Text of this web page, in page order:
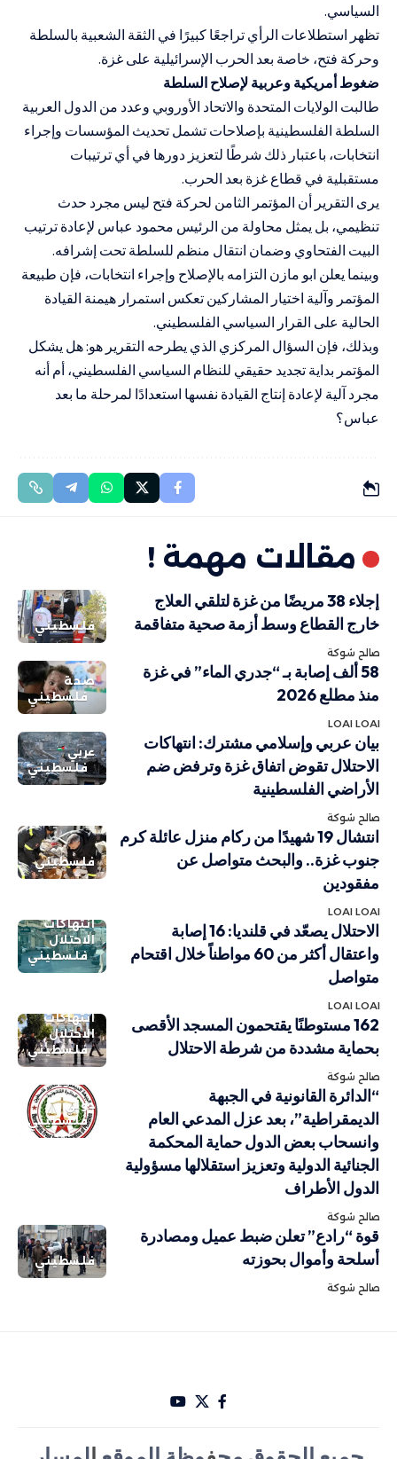
السياسي.
تظهر استطلاعات الرأي تراجعًا كبيرًا في الثقة الشعبية بالسلطة
وحركة فتح، خاصة بعد الحرب الإسرائيلية على غزة.
ضغوط أمريكية وعربية لإصلاح السلطة
طالبت الولايات المتحدة والاتحاد الأوروبي وعدد من الدول العربية
السلطة الفلسطينية بإصلاحات تشمل تحديث المؤسسات وإجراء
انتخابات، باعتبار ذلك شرطًا لتعزيز دورها في أي ترتيبات
مستقبلية في قطاع غزة بعد الحرب.
يرى التقرير أن المؤتمر الثامن لحركة فتح ليس مجرد حدث
تنظيمي، بل يمثل محاولة من الرئيس محمود عباس لإعادة ترتيب
البيت الفتحاوي وضمان انتقال منظم للسلطة تحت إشرافه.
وبينما يعلن ابو مازن التزامه بالإصلاح وإجراء انتخابات، فإن طبيعة
المؤتمر وآلية اختيار المشاركين تعكس استمرار هيمنة القيادة
الحالية على القرار السياسي الفلسطيني.
وبذلك، فإن السؤال المركزي الذي يطرحه التقرير هو: هل يشكل
المؤتمر بداية تجديد حقيقي للنظام السياسي الفلسطيني، أم أنه
مجرد آلية لإعادة إنتاج القيادة نفسها استعدادًا لمرحلة ما بعد
عباس؟
مقالات مهمة !
فلسطيني
إجلاء 38 مريضًا من غزة لتلقي العلاج
خارج القطاع وسط أزمة صحية متفاقمة
صالح شوكة
صحة
فلسطيني
58 ألف إصابة بـ “جدري الماء” في غزة
منذ مطلع 2026
LOAI LOAI
عربي
فلسطيني
بيان عربي وإسلامي مشترك: انتهاكات
الاحتلال تقوض اتفاق غزة وترفض ضم
الأراضي الفلسطينية
صالح شوكة
فلسطيني
انتشال 19 شهيدًا من ركام منزل عائلة كرم
جنوب غزة.. والبحث متواصل عن
مفقودين
LOAI LOAI
انتهاكات
الاحتلال
فلسطيني
الاحتلال يصعّد في قلنديا: 16 إصابة
واعتقال أكثر من 60 مواطناً خلال اقتحام
متواصل
LOAI LOAI
انتهاكات
الاحتلال
فلسطيني
162 مستوطنًا يقتحمون المسجد الأقصى
بحماية مشددة من شرطة الاحتلال
صالح شوكة
دولي
فلسطيني
“الدائرة القانونية في الجبهة
الديمقراطية”، بعد عزل المدعي العام
وانسحاب بعض الدول حماية المحكمة
الجنائية الدولية وتعزيز استقلالها مسؤولية
الدول الأطراف
صالح شوكة
فلسطيني
قوة “رادع” تعلن ضبط عميل ومصادرة
أسلحة وأموال بحوزته
صالح شوكة